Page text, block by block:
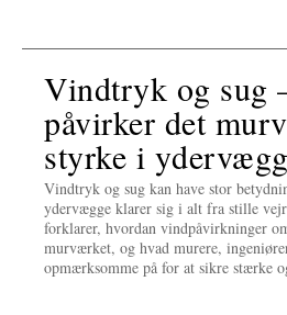
Vindtryk og sug
påvirker det
styrke i
Vindtryk og sug kan have stor
ydervægge klarer sig i alt fra stille
forklarer, hvordan vindpåvirkninger
murværket, og hvad murere,
opmærksomme på for at sikre stærke